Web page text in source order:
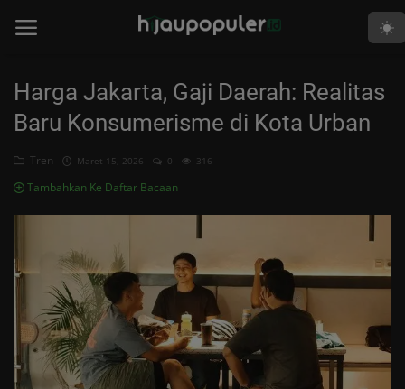
Beranda
Human
Kabar
Khutbah
Opini
Perspektif
Harga Jakarta, Gaji Daerah: Realitas
Baru Konsumerisme di Kota Urban
Tren Maret 15, 2026 0 316
Tambahkan Ke Daftar Bacaan